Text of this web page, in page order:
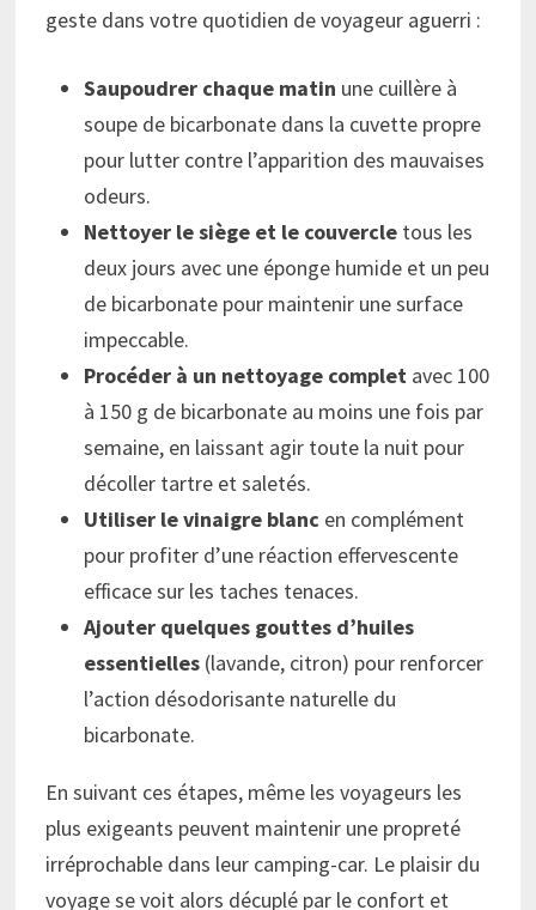
geste dans votre quotidien de voyageur aguerri :
Saupoudrer chaque matin une cuillère à
soupe de bicarbonate dans la cuvette propre
pour lutter contre l’apparition des mauvaises
odeurs.
Nettoyer le siège et le couvercle tous les
deux jours avec une éponge humide et un peu
de bicarbonate pour maintenir une surface
impeccable.
Procéder à un nettoyage complet avec 100
à 150 g de bicarbonate au moins une fois par
semaine, en laissant agir toute la nuit pour
décoller tartre et saletés.
Utiliser le vinaigre blanc en complément
pour profiter d’une réaction effervescente
efficace sur les taches tenaces.
Ajouter quelques gouttes d’huiles
essentielles (lavande, citron) pour renforcer
l’action désodorisante naturelle du
bicarbonate.
En suivant ces étapes, même les voyageurs les
plus exigeants peuvent maintenir une propreté
irréprochable dans leur camping-car. Le plaisir du
voyage se voit alors décuplé par le confort et